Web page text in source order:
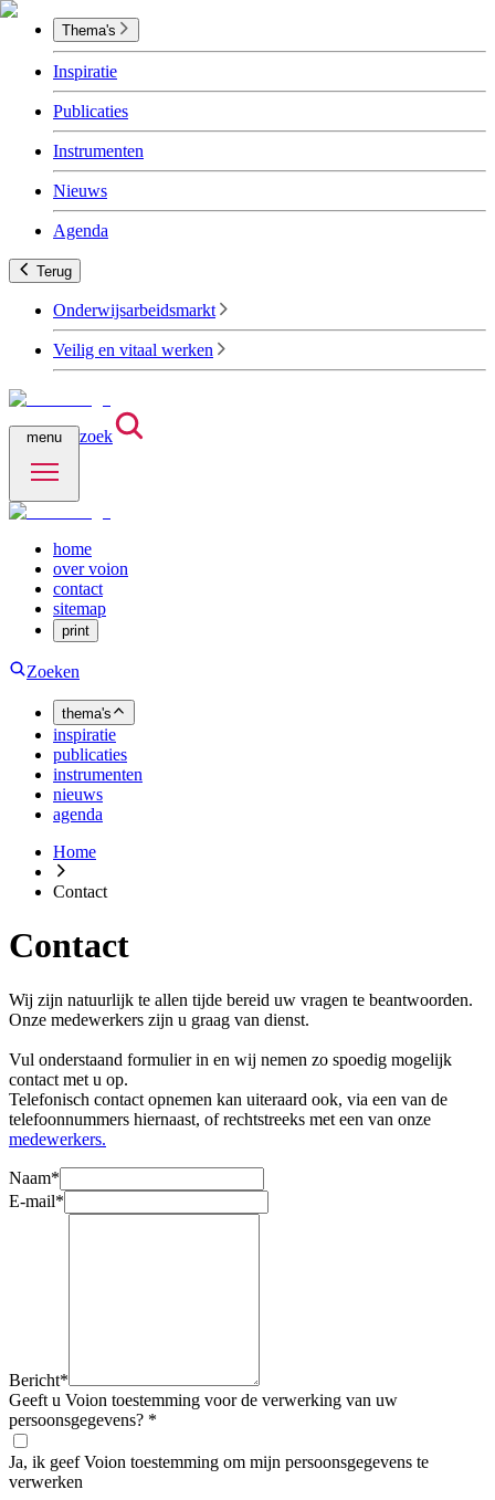
Thema's
Inspiratie
Publicaties
Instrumenten
Nieuws
Agenda
Terug
Onderwijsarbeidsmarkt
Veilig en vitaal werken
menu zoek
home
over voion
contact
sitemap
print
Zoeken
thema's
inspiratie
publicaties
instrumenten
nieuws
agenda
Home
Contact
Contact
Wij zijn natuurlijk te allen tijde bereid uw vragen te beantwoorden.
Onze medewerkers zijn u graag van dienst.
Vul onderstaand formulier in en wij nemen zo spoedig mogelijk
contact met u op.
Telefonisch contact opnemen kan uiteraard ook, via een van de
telefoonnummers hiernaast, of rechtstreeks met een van onze
medewerkers.
Naam*
E-mail*
Bericht*
Geeft u Voion toestemming voor de verwerking van uw
persoonsgegevens? *
Ja, ik geef Voion toestemming om mijn persoonsgegevens te
verwerken